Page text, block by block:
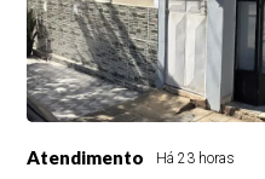
Atendimento Há 23 horas